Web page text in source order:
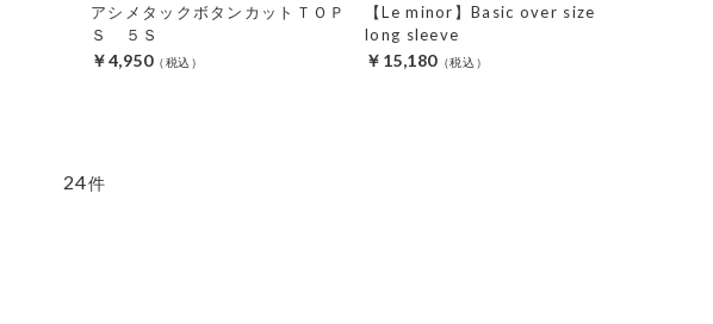
アシメタックボタンカットＴＯＰ
Ｓ ５Ｓ
￥4,950
【Le minor】Basic over size
long sleeve
￥15,180
24件